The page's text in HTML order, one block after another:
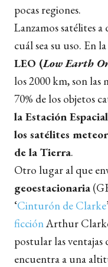
pocas regiones.
Lanzamos satélites
cuál sea su uso. En
LEO (Low Earth
los 2000 km, son las
70% de los objetos
la Estación
los satélites
de la Tierra.
Otro lugar al que
geoestacionaria
‘Cinturón de Clarke
ficciónArthur
postular las ventajas
encuentra a una